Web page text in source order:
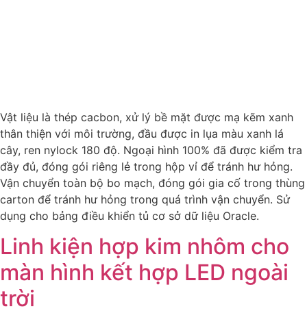
Vật liệu là thép cacbon, xử lý bề mặt được mạ kẽm xanh
thân thiện với môi trường, đầu được in lụa màu xanh lá
cây, ren nylock 180 độ. Ngoại hình 100% đã được kiểm tra
đầy đủ, đóng gói riêng lẻ trong hộp vỉ để tránh hư hỏng.
Vận chuyển toàn bộ bo mạch, đóng gói gia cố trong thùng
carton để tránh hư hỏng trong quá trình vận chuyển. Sử
dụng cho bảng điều khiển tủ cơ sở dữ liệu Oracle.
Linh kiện hợp kim nhôm cho
màn hình kết hợp LED ngoài
trời